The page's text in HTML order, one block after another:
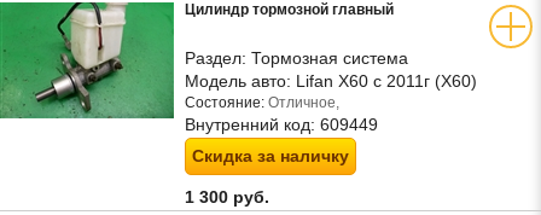
Цилиндр тормозной главный
Раздел: Тормозная система
Модель авто: Lifan X60 с 2011г (Х60)
Состояние: Отличное,
Внутренний код: 609449
Скидка за наличку
1 300 руб.